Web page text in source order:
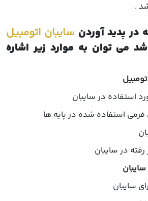
.
در پدید آوردن سایبان اتومبیل
می توان به موارد زیر اشاره
استفاده در سایبان
استفاده شده در پایه ها
در سایبان
سایبان
سایبان